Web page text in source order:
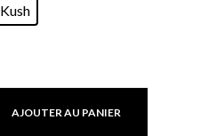
Kush
AJOUTER AU PANIER